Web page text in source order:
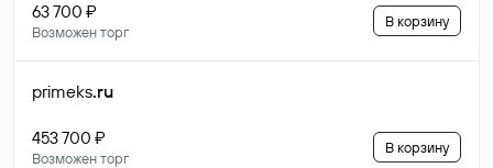
63 700 ₽
Возможен торг
В корзину
primeks.ru
453 700 ₽
Возможен торг
В корзину